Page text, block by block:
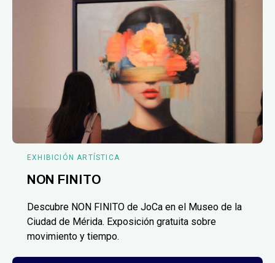
EXHIBICIÓN ARTÍSTICA
NON FINITO
Descubre NON FINITO de JoCa en el Museo de la
Ciudad de Mérida. Exposición gratuita sobre
movimiento y tiempo.